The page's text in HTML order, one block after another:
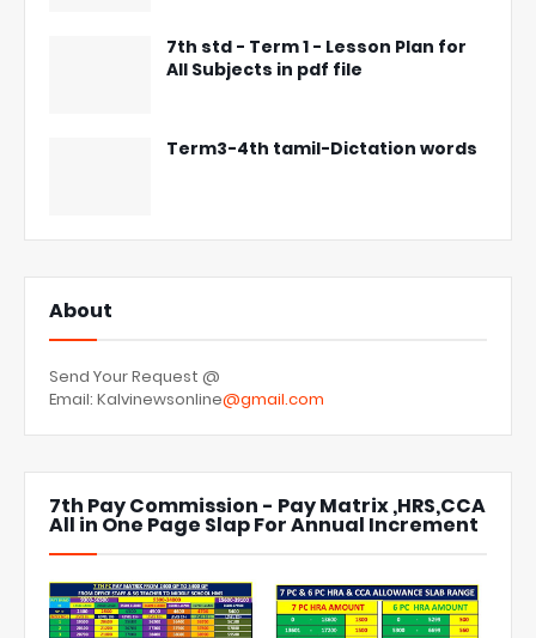
7th std - Term 1 - Lesson Plan for
All Subjects in pdf file
Term3-4th tamil-Dictation words
About
Send Your Request @
Email: Kalvinewsonline@gmail.com
7th Pay Commission - Pay Matrix ,HRS,CCA
All in One Page Slap For Annual Increment